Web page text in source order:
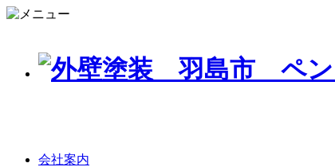
会社案内